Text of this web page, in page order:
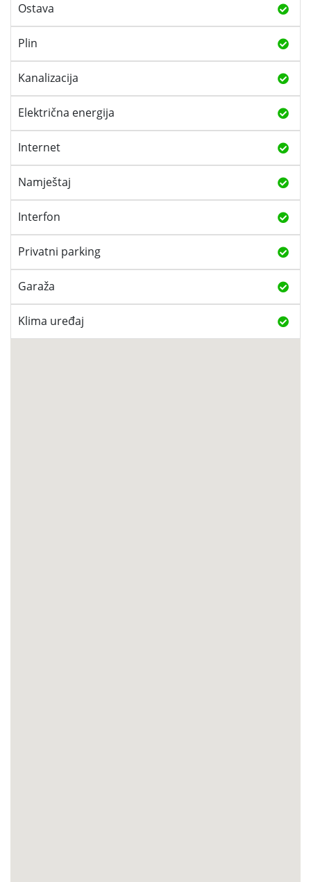
Ostava
Plin
Kanalizacija
Električna energija
Internet
Namještaj
Interfon
Privatni parking
Garaža
Klima uređaj